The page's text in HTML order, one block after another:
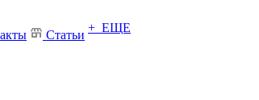
Статьи
+ ЕЩЕ